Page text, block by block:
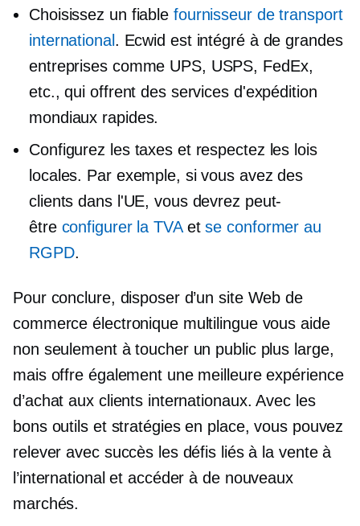
Choisissez un fiable fournisseur de transport
international . Ecwid est intégré à de grandes
entreprises comme UPS, USPS, FedEx,
etc., qui offrent des services d'expédition
mondiaux rapides.
Configurez les taxes et respectez les lois
locales. Par exemple, si vous avez des
clients dans l'UE, vous devrez peut-
être configurer la TVAetse conformer au
RGPD.
Pour conclure, disposer d’un site Web de
commerce électronique multilingue vous aide
non seulement à toucher un public plus large,
mais offre également une meilleure expérience
d’achat aux clients internationaux. Avec les
bons outils et stratégies en place, vous pouvez
relever avec succès les défis liés à la vente à
l’international et accéder à de nouveaux
marchés.